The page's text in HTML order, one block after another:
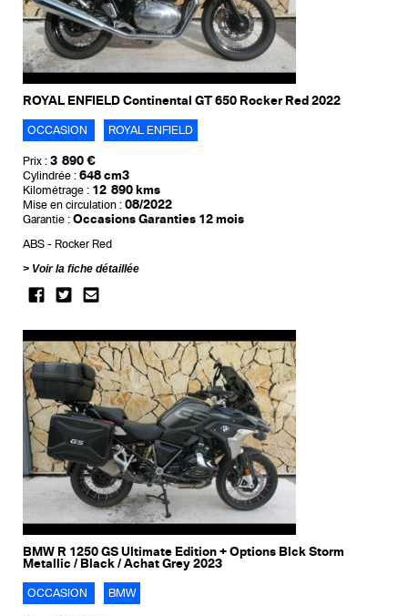
ROYAL ENFIELD Continental GT 650 Rocker Red 2022
OCCASION ROYAL ENFIELD
Prix : 3 890 €
Cylindrée : 648 cm3
Kilométrage : 12 890 kms
Mise en circulation : 08/2022
Garantie : Occasions Garanties 12 mois
ABS
Rocker Red
Voir la fiche détaillée
BMW R 1250 GS Ultimate Edition + Options Blck Storm
Metallic / Black / Achat Grey 2023
OCCASION BMW